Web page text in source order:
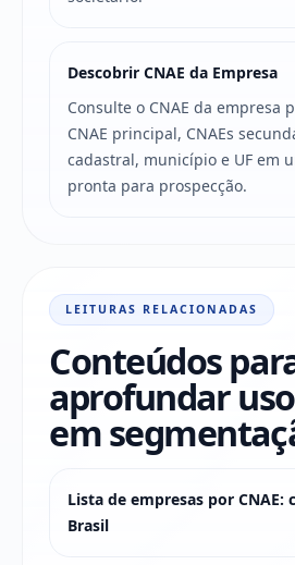
Descobrir CNAE da Empresa
Consulte o CNAE da empresa
CNAE principal, CNAEs
cadastral, município e UF em
pronta para prospecção.
LEITURAS RELACIONADAS
Conteúdos
aprofundar uso
em
Lista de empresas por
Brasil